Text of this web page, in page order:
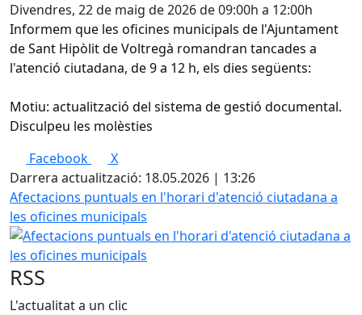
Divendres, 22 de maig de 2026 de 09:00h a 12:00h
Informem que les oficines municipals de l'Ajuntament
de Sant Hipòlit de Voltregà romandran tancades a
l'atenció ciutadana, de 9 a 12 h, els dies següents:
Motiu: actualització del sistema de gestió documental.
Disculpeu les molèsties
Facebook
X
Darrera actualització: 18.05.2026 | 13:26
Afectacions puntuals en l'horari d'atenció ciutadana a
les oficines municipals
RSS
L'actualitat a un clic